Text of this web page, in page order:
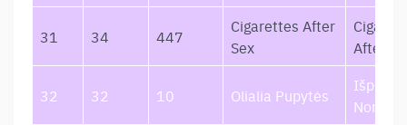
31 34 447
Cigarettes After
Sex
After
32 32 10 Olialia Pupytės
Norus